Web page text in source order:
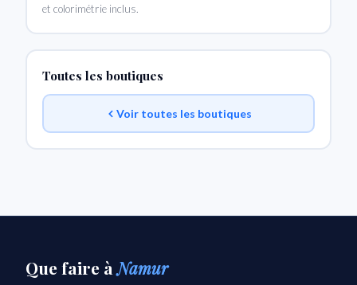
et colorimétrie inclus.
Toutes les boutiques
Voir toutes les boutiques
Que faire àNamur